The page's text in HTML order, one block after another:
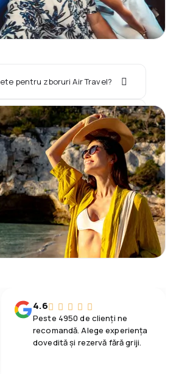
pentru zboruri Air Travel?
cu zborul Air Travel?
4.6
Peste 4950 de clienți ne
recomandă. Alege experiența
dovedită și rezervă fără griji.